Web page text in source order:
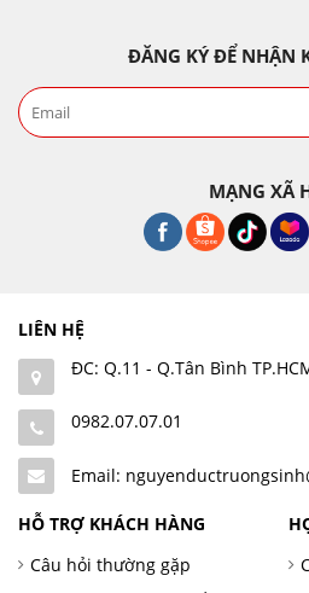
ĐĂNG KÝ ĐỂ NHẬN
MẠNG XÃ
LIÊN HỆ
ĐC: Q.11 - Q.Tân Bình
0982.07.07.01
Email:
HỖ TRỢ KHÁCH HÀNG
Câu hỏi thường gặp